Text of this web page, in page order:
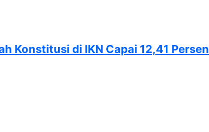
Konstitusi di IKN Capai 12,41 Persen